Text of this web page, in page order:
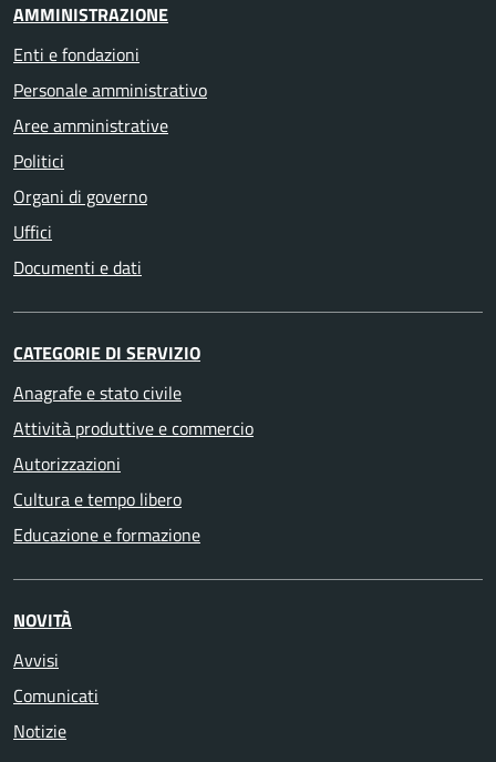
AMMINISTRAZIONE
Enti e fondazioni
Personale amministrativo
Aree amministrative
Politici
Organi di governo
Uffici
Documenti e dati
CATEGORIE DI SERVIZIO
Anagrafe e stato civile
Attività produttive e commercio
Autorizzazioni
Cultura e tempo libero
Educazione e formazione
NOVITÀ
Avvisi
Comunicati
Notizie